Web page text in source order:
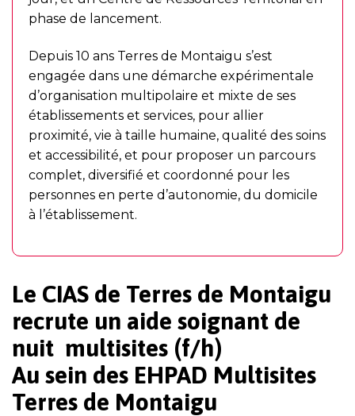
phase de lancement.
Depuis 10 ans Terres de Montaigu s’est
engagée dans une démarche expérimentale
d’organisation multipolaire et mixte de ses
établissements et services, pour allier
proximité, vie à taille humaine, qualité des soins
et accessibilité, et pour proposer un parcours
complet, diversifié et coordonné pour les
personnes en perte d’autonomie, du domicile
à l’établissement.
Le CIAS de Terres de Montaigu
recrute un aide soignant de
nuit multisites (f/h)
Au sein des EHPAD Multisites
Terres de Montaigu